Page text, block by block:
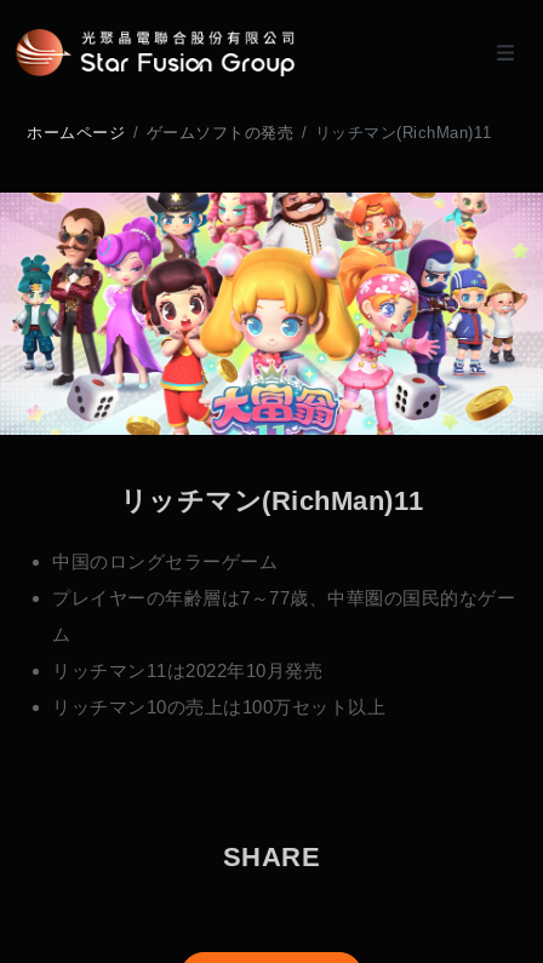
ホームページ ゲームソフトの発売 リッチマン(RichMan)11
リ ッ チマ ン(RichMan)11
中国のロングセラーゲーム
プレイヤーの年齢層は7～77歳、中華圏の国民的なゲー
ム
リッチマン11は2022年10月発売
リッチマン10の売上は100万セット以上
SHARE